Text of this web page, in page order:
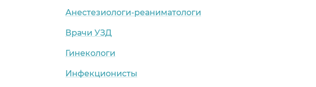
Анестезиологи-реаниматологи
Врачи УЗД
Гинекологи
Инфекционисты